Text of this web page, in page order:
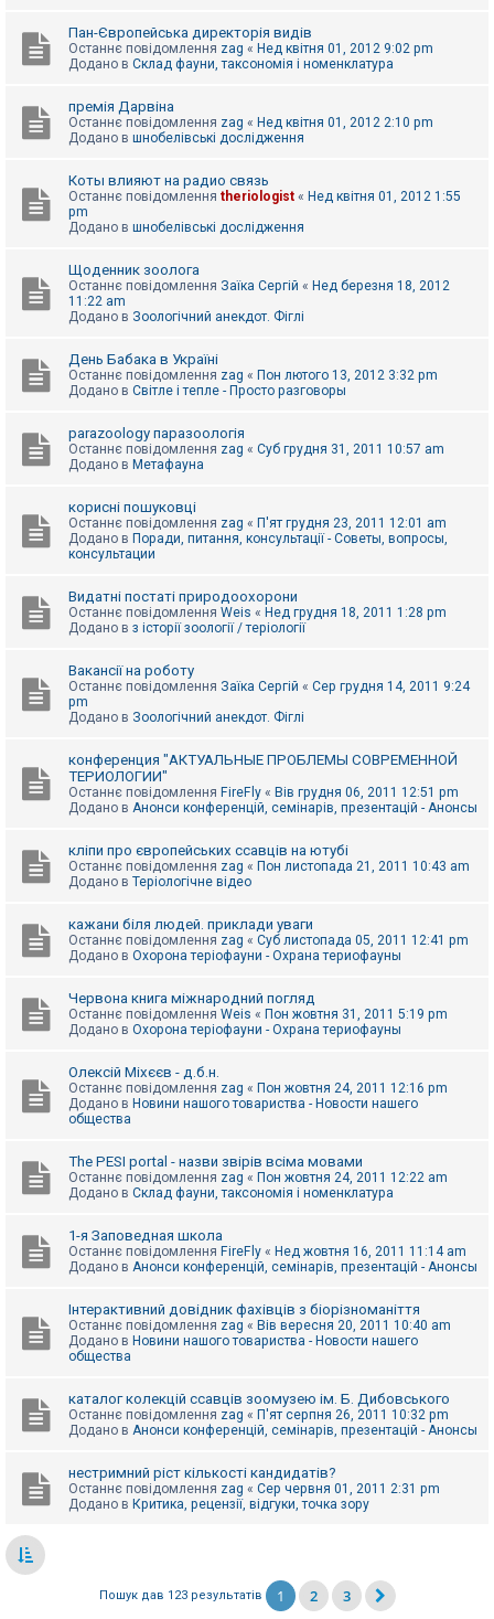
Пан-Європейська директорія видів
Останнє повідомлення zag « Нед квітня 01, 2012 9:02 pm
Додано в Склад фауни, таксономія і номенклатура
премія Дарвіна
Останнє повідомлення zag « Нед квітня 01, 2012 2:10 pm
Додано в шнобелівські дослідження
Коты влияют на радио связь
Останнє повідомлення theriologist « Нед квітня 01, 2012 1:55
pm
Додано в шнобелівські дослідження
Щоденник зоолога
Останнє повідомлення Заїка Сергій « Нед березня 18, 2012
11:22 am
Додано в Зоологічний анекдот. Фіглі
День Бабака в Україні
Останнє повідомлення zag « Пон лютого 13, 2012 3:32 pm
Додано в Світле і тепле - Просто разговоры
parazoology паразоологія
Останнє повідомлення zag « Суб грудня 31, 2011 10:57 am
Додано в Метафауна
корисні пошуковці
Останнє повідомлення zag « П'ят грудня 23, 2011 12:01 am
Додано в Поради, питання, консультації - Советы, вопросы,
консультации
Видатні постаті природоохорони
Останнє повідомлення Weis « Нед грудня 18, 2011 1:28 pm
Додано в з історії зоології / теріології
Вакансії на роботу
Останнє повідомлення Заїка Сергій « Сер грудня 14, 2011 9:24
pm
Додано в Зоологічний анекдот. Фіглі
конференция "АКТУАЛЬНЫЕ ПРОБЛЕМЫ СОВРЕМЕННОЙ
ТЕРИОЛОГИИ"
Останнє повідомлення FireFly « Вів грудня 06, 2011 12:51 pm
Додано в Анонси конференцій, семінарів, презентацій - Анонсы
кліпи про європейських ссавців на ютубі
Останнє повідомлення zag « Пон листопада 21, 2011 10:43 am
Додано в Теріологічне відео
кажани біля людей. приклади уваги
Останнє повідомлення zag « Суб листопада 05, 2011 12:41 pm
Додано в Охорона теріофауни - Охрана териофауны
Червона книга міжнародний погляд
Останнє повідомлення Weis « Пон жовтня 31, 2011 5:19 pm
Додано в Охорона теріофауни - Охрана териофауны
Олексій Міхєєв - д.б.н.
Останнє повідомлення zag « Пон жовтня 24, 2011 12:16 pm
Додано в Новини нашого товариства - Новости нашего
общества
The PESI portal - назви звірів всіма мовами
Останнє повідомлення zag « Пон жовтня 24, 2011 12:22 am
Додано в Склад фауни, таксономія і номенклатура
1-я Заповедная школа
Останнє повідомлення FireFly « Нед жовтня 16, 2011 11:14 am
Додано в Анонси конференцій, семінарів, презентацій - Анонсы
Інтерактивний довідник фахівців з біорізноманіття
Останнє повідомлення zag « Вів вересня 20, 2011 10:40 am
Додано в Новини нашого товариства - Новости нашего
общества
каталог колекцій ссавців зоомузею ім. Б. Дибовського
Останнє повідомлення zag « П'ят серпня 26, 2011 10:32 pm
Додано в Анонси конференцій, семінарів, презентацій - Анонсы
нестримний ріст кількості кандидатів?
Останнє повідомлення zag « Сер червня 01, 2011 2:31 pm
Додано в Критика, рецензії, відгуки, точка зору
Пошук дав 123 результатів 1 2 3